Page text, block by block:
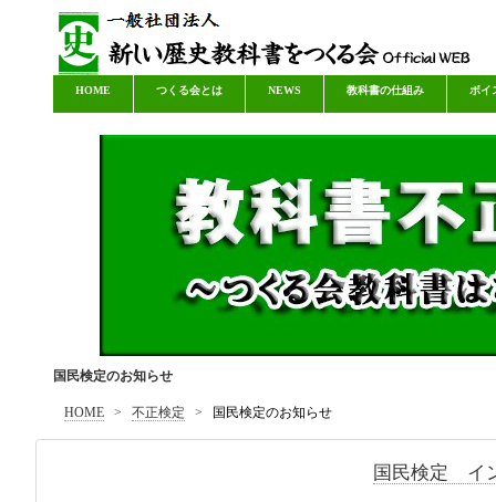
HOME つくる会とは NEWS 教科書の仕組み ボイ
国民検定のお知らせ
HOME > 不正検定 > 国民検定のお知らせ
国民検定 イ